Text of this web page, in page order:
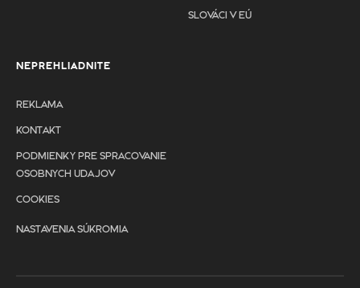
SLOVÁCI V EÚ
NEPREHLIADNITE
REKLAMA
KONTAKT
PODMIENKY PRE SPRACOVANIE
OSOBNYCH UDAJOV
COOKIES
NASTAVENIA SÚKROMIA